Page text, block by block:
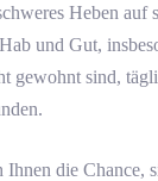
Heben auf
und Gut,
gewohnt sind,
Ihnen die Chance,